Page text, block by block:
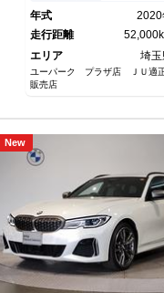
ンチＡＷ・コーナーセンサー
ＥＴＣ
年式
2020
走行距離
エリア
埼玉
ユーパーク プラザ店 ＪＵ適
販売店
New